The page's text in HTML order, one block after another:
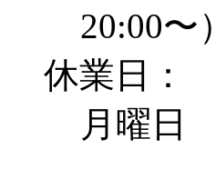
20:00〜）
休業日：
月曜日